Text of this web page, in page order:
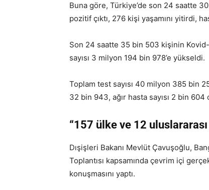
Buna göre, Türkiye’de son 24 saatte
pozitif çıktı, 276 kişi yaşamını yitirdi,
Son 24 saatte 35 bin 503 kişinin
sayısı 3 milyon 194 bin 978’e yükseldi.
Toplam test sayısı 40 milyon 385 bin
32 bin 943, ağır hasta sayısı 2 bin 604
“157 ülke ve 12
Dışişleri Bakanı Mevlüt Çavuşoğlu,
Toplantısı kapsamında çevrim içi
konuşmasını yaptı.